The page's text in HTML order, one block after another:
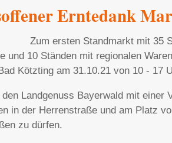
Erntedank
Zum ersten Standmarkt mit 35
und 10 Ständen mit regionalen
Kötzting am 31.10.21 von 10 - 17
Landgenuss Bayerwald mit einer
in der Herrenstraße und am Platz
zu dürfen.